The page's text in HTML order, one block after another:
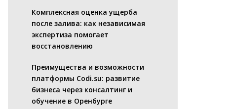
Комплексная оценка ущерба
после залива: как независимая
экспертиза помогает
восстановлению
Преимущества и возможности
платформы Codi.su: развитие
бизнеса через консалтинг и
обучение в Оренбурге